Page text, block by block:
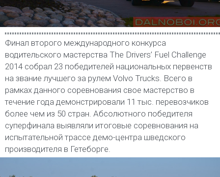
Финал второго международного конкурса
водительского мастерства The Drivers’ Fuel Challenge
2014 собрал 23 победителей национальных первенств
на звание лучшего за рулем Volvo Trucks. Всего в
рамках данного соревнования свое мастерство в
течение года демонстрировали 11 тыс. перевозчиков
более чем из 50 стран. Абсолютного победителя
суперфинала выявляли итоговые соревнования на
испытательной трассе демо-центра шведского
производителя в Гетеборге.